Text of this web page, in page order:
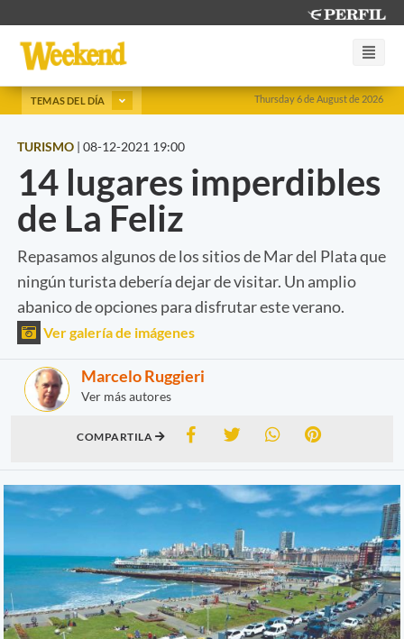
Thursday 6 de August de 2026
TEMAS DEL DÍA
TURISMO | 08-12-2021 19:00
14 lugares imperdibles
de La Feliz
Repasamos algunos de los sitios de Mar del Plata que
ningún turista debería dejar de visitar. Un amplio
abanico de opciones para disfrutar este verano.
Ver galería de imágenes
Marcelo Ruggieri
Ver más autores
COMPARTILA